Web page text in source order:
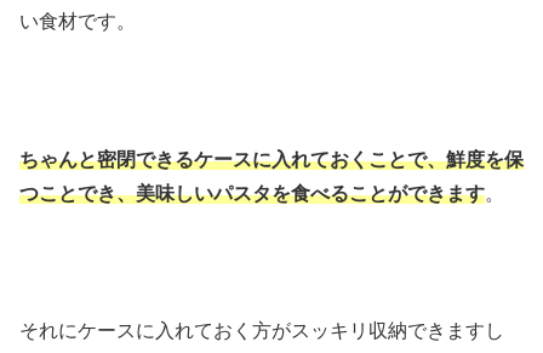
い食材です。
ちゃんと密閉できるケースに入れておくことで、鮮度を保
つことでき、美味しいパスタを食べることができます。
それにケースに入れておく方がスッキリ収納できますし